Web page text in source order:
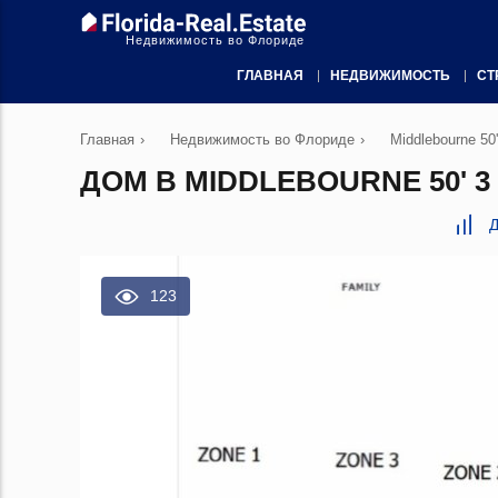
Недвижимость во Флориде
ГЛАВНАЯ НЕДВИЖИМОСТЬ
Главная › Недвижимость во Флориде › Middlebourne
ДОМ В MIDDLEBOURNE 50'
123